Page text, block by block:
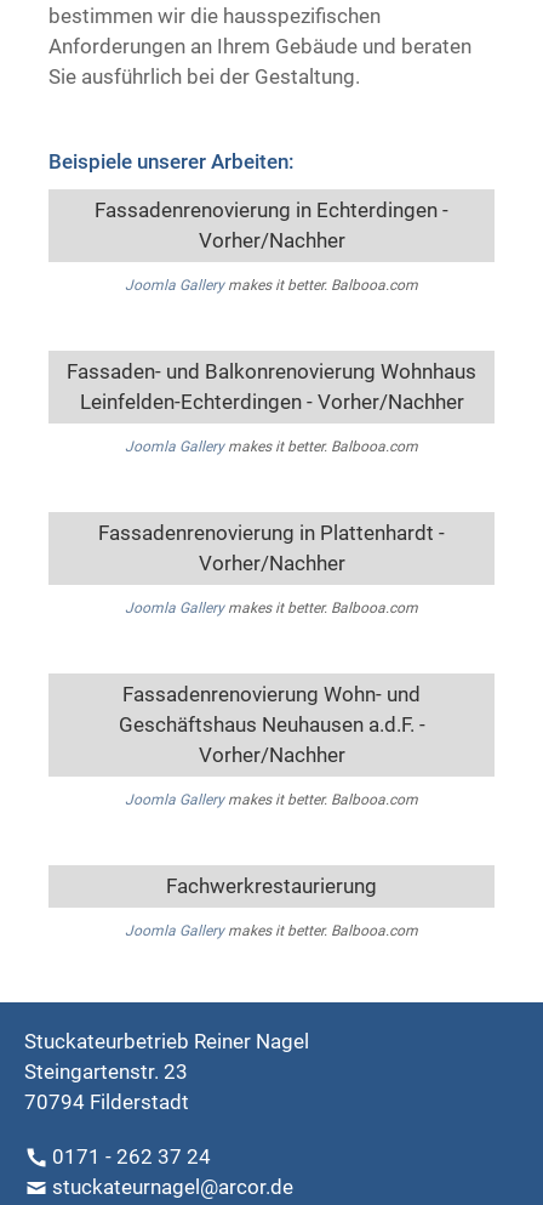
bestimmen wir die hausspezifischen
Anforderungen an Ihrem Gebäude und beraten
Sie ausführlich bei der Gestaltung.
Beispiele unserer Arbeiten:
Fassadenrenovierung in Echterdingen -
Vorher/Nachher
Joomla Gallerymakes it better. Balbooa.com
Fassaden- und Balkonrenovierung Wohnhaus
Leinfelden-Echterdingen - Vorher/Nachher
Joomla Gallerymakes it better. Balbooa.com
Fassadenrenovierung in Plattenhardt -
Vorher/Nachher
Joomla Gallerymakes it better. Balbooa.com
Fassadenrenovierung Wohn- und
Geschäftshaus Neuhausen a.d.F. -
Vorher/Nachher
Joomla Gallerymakes it better. Balbooa.com
Fachwerkrestaurierung
Joomla Gallerymakes it better. Balbooa.com
Stuckateurbetrieb Reiner Nagel
Steingartenstr. 23
70794 Filderstadt
0171 - 262 37 24
stuckateurnagel@arcor.de